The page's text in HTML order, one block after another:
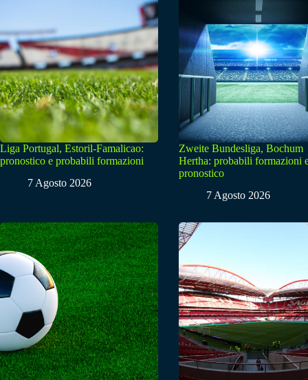
Liga Portugal, Estoril-Famalicao:
pronostico e probabili formazioni
7 Agosto 2026
Zweite Bundesliga, Bochum
Hertha: probabili formazioni
pronostico
7 Agosto 2026